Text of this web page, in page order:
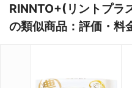
RINNTO+(リントプラ
の類似商品：評価・料